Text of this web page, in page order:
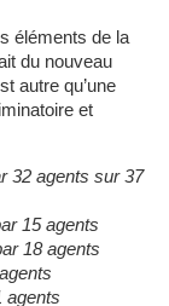
éléments de la
du nouveau
autre qu’une
et
32 agents sur 37
15 agents
18 agents
agents